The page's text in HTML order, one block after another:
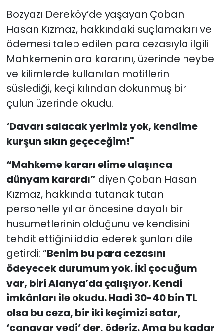
Bozyazı Dereköy’de yaşayan Çoban
Hasan Kızmaz, hakkındaki suçlamaları ve
ödemesi talep edilen para cezasıyla ilgili
Mahkemenin ara kararını, üzerinde heybe
ve kilimlerde kullanılan motiflerin
süslediği, keçi kılından dokunmuş bir
çulun üzerinde okudu.
‘Davarı salacak yerimiz yok, kendime
kurşun sıkın geçeceğim!"
“Mahkeme kararı elime ulaşınca
dünyam karardı” diyen Çoban Hasan
Kızmaz, hakkında tutanak tutan
personelle yıllar öncesine dayalı bir
husumetlerinin olduğunu ve kendisini
tehdit ettiğini iddia ederek şunları dile
getirdi: “Benim bu para cezasını
ödeyecek durumum yok. İki çocuğum
var, biri Alanya’da çalışıyor. Kendi
imkânları ile okudu. Hadi 30-40 bin TL
olsa bu ceza, bir iki keçimizi satar,
‘canavar yedi’ der, öderiz. Ama bu kadar